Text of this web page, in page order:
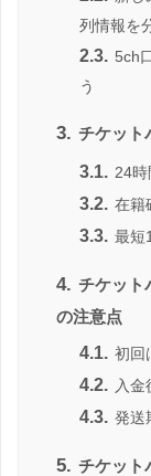
列情報を
2.3. 5ch
う
3. チケット
3.1. 24
3.2. 在籍
3.3. 最短
4. チケット
の注意点
4.1. 初回
4.2. 入
4.3. 発送
5. チケット